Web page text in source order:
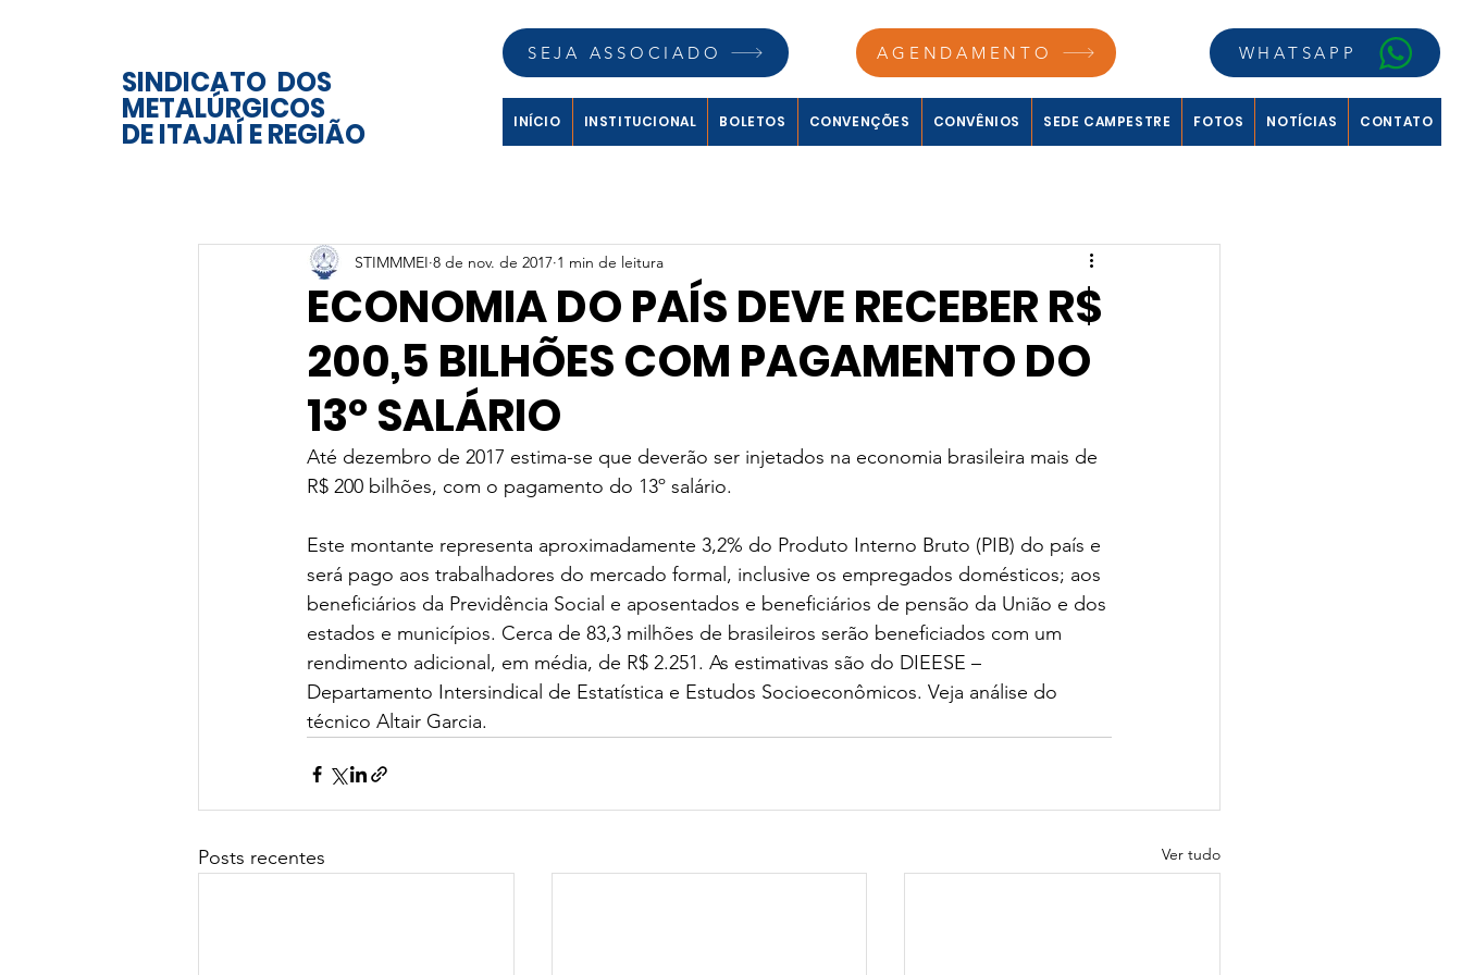
SINDICATO DOS
METALÚRGICOS
DE ITAJAÍ E REGIÃO
SEJA ASSOCIADO AGENDAMENTO WHATSAPP
INÍCIO INSTITUCIONAL BOLETOS CONVENÇÕES CONVÊNIOS SEDE CAMPESTRE FOTOS NOTÍCIAS CONTATO
ECONOMIA DO PAÍS DEVE RECEBER R$
200,5 BILHÕES COM PAGAMENTO DO
13º SALÁRIO
STIMMMEI 8 de nov. de 2017 1 min de leitura
Até dezembro de 2017 estima-se que deverão ser injetados na economia brasileira mais de
R$ 200 bilhões, com o pagamento do 13º salário.
Este montante representa aproximadamente 3,2% do Produto Interno Bruto (PIB) do país e
será pago aos trabalhadores do mercado formal, inclusive os empregados domésticos; aos
beneficiários da Previdência Social e aposentados e beneficiários de pensão da União e dos
estados e municípios. Cerca de 83,3 milhões de brasileiros serão beneficiados com um
rendimento adicional, em média, de R$ 2.251. As estimativas são do DIEESE –
Departamento Intersindical de Estatística e Estudos Socioeconômicos. Veja análise do
técnico Altair Garcia.
Posts recentes Ver tudo